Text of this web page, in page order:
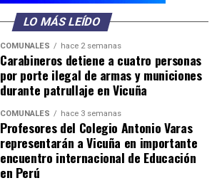
LO MÁS LEÍDO
COMUNALES hace 2 semanas
Carabineros detiene a cuatro personas
por porte ilegal de armas y municiones
durante patrullaje en Vicuña
COMUNALES hace 3 semanas
Profesores del Colegio Antonio Varas
representarán a Vicuña en importante
encuentro internacional de Educación
en Perú